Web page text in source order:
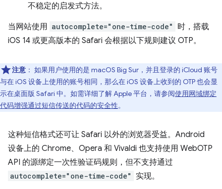
不稳定的启发式方法。
当网站使用 autocomplete="one-time-code"
时，搭载
iOS 14 或更高版本的 Safari 会根据以下规则建议 OTP。
注意 ： 如果用户使用的是 macOS Big Sur，并且登录的 iCloud 账号
与在 iOS 设备上使用的账号相同，那么在 iOS 设备上收到的 OTP 也会显
示在桌面版 Safari 中。如需详细了解 Apple 平台，请参阅使用网域绑定
代码增强通过短信传送的代码的安全性。
这种短信格式还可让 Safari 以外的浏览器受益。Android
设备上的 Chrome、Opera 和 Vivaldi 也支持使用 WebOTP
API 的源绑定一次性验证码规则，但不支持通过
autocomplete="one-time-code" 实现。